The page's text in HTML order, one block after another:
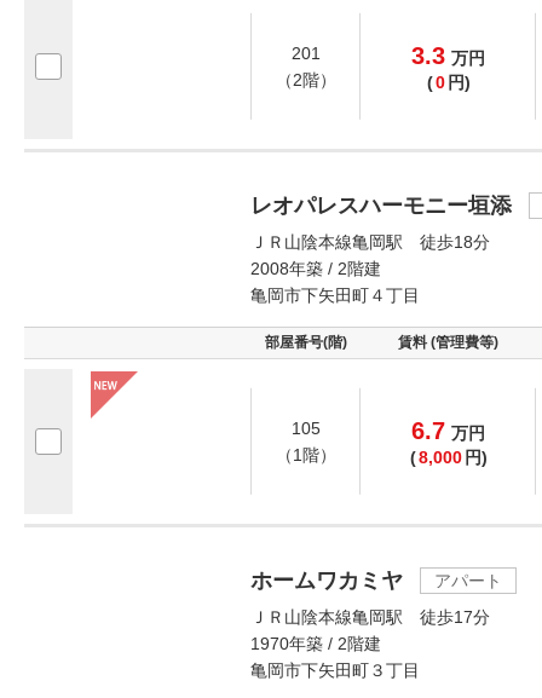
201
（2階）
3.3 万円
(0 円)
レオパレスハーモニー垣添
ＪＲ山陰本線亀岡駅 徒歩18分
2008年築 / 2階建
亀岡市下矢田町４丁目
部屋番号(階) 賃料 (管理費等)
105
（1階）
6.7 万円
(8,000 円)
ホームワカミヤ
アパート
ＪＲ山陰本線亀岡駅 徒歩17分
1970年築 / 2階建
亀岡市下矢田町３丁目